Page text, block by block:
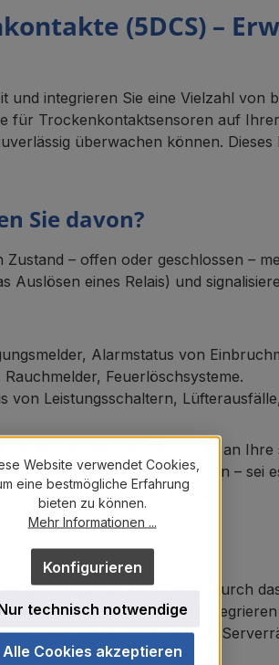
(5DCS) –
und integrieren Sie eine Vielzahl
Trockenkontaktsensoren auf
überwachen können.
Sie davon?
– offen oder geschlossen –
eines Relais) und
Alarmstatus von
Feuerlöschsysteme.
von Leistungsschaltern,
Geräte oder Sensoren an Ihre
konfigurierte Alarme auslösen – sei
und Betriebsstatus.
grundlegende Monitoring. Durch
Alarmsysteme einfach
vorteilhaft für kleine
werden müssen.
Website verwendet Cookies,
eine bestmögliche Erfahrung
bieten zu können.
Mehr Informationen ...
technisch notwendige
Konfigurieren
Alle Cookies akzeptieren